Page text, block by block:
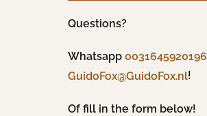
Questions?
Whatsapp 0031645920196
GuidoFox@GuidoFox.nl!
Of fill in the form below!